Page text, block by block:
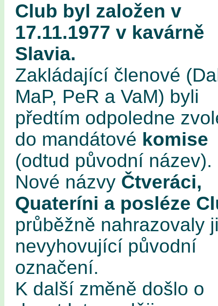
Club byl založen v
17.11.1977 v kavárně
Slavia.
Zakládající členové
MaP, PeR a VaM) byli
předtím odpoledne
do mandátové komise
(odtud původní název).
Nové názvy Čtveráci,
Quateríni a posléze
průběžně nahrazovaly
nevyhovující původní
označení.
K další změně došlo o